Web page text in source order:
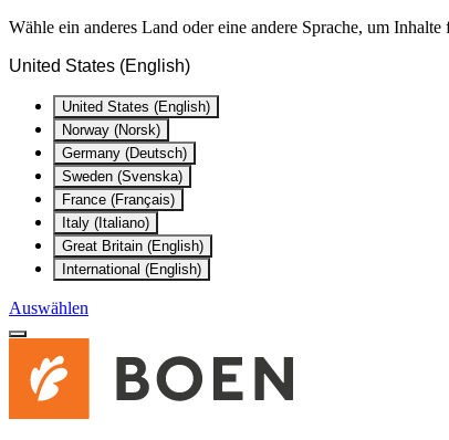
Wähle ein anderes Land oder eine andere Sprache, um Inhalte
United States (English)
United States (English)
Norway (Norsk)
Germany (Deutsch)
Sweden (Svenska)
France (Français)
Italy (Italiano)
Great Britain (English)
International (English)
Auswählen